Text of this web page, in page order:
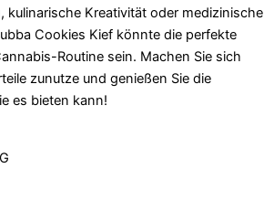
kulinarische Kreativität oder medizinische
Cookies Kief könnte die perfekte
Routine sein. Machen Sie sich
zunutze und genießen Sie die
es bieten kann!